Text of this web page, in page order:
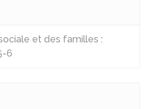
et des familles :
6